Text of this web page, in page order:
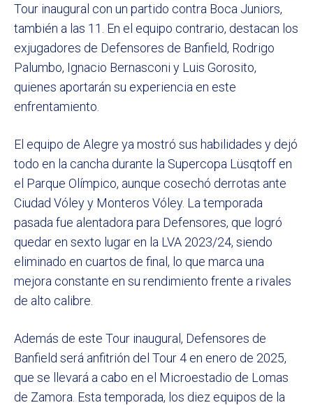
Tour inaugural con un partido contra Boca Juniors,
también a las 11. En el equipo contrario, destacan los
exjugadores de Defensores de Banfield, Rodrigo
Palumbo, Ignacio Bernasconi y Luis Gorosito,
quienes aportarán su experiencia en este
enfrentamiento.
El equipo de Alegre ya mostró sus habilidades y dejó
todo en la cancha durante la Supercopa Lüsqtoff en
el Parque Olímpico, aunque cosechó derrotas ante
Ciudad Vóley y Monteros Vóley. La temporada
pasada fue alentadora para Defensores, que logró
quedar en sexto lugar en la LVA 2023/24, siendo
eliminado en cuartos de final, lo que marca una
mejora constante en su rendimiento frente a rivales
de alto calibre.
Además de este Tour inaugural, Defensores de
Banfield será anfitrión del Tour 4 en enero de 2025,
que se llevará a cabo en el Microestadio de Lomas
de Zamora. Esta temporada, los diez equipos de la